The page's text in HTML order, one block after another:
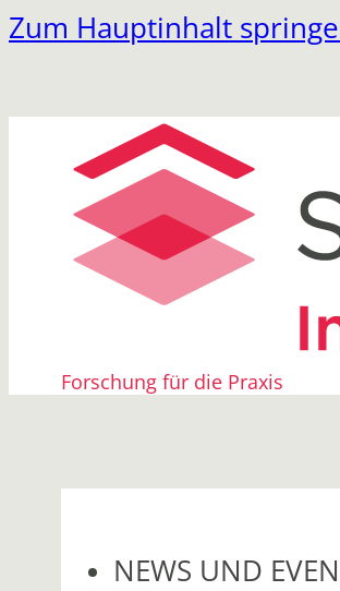
Zum Hauptinhalt
Forschung für die Praxis
NEWS UND